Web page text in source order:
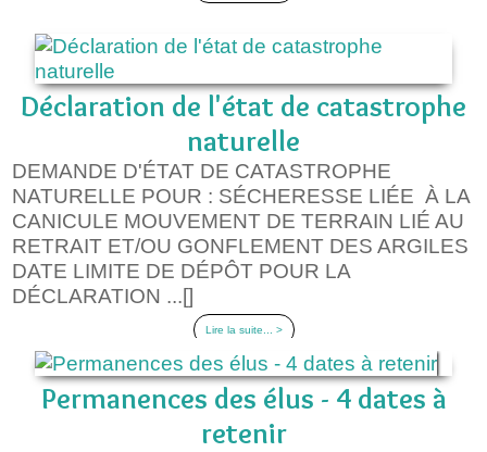
Déclaration de l'état de catastrophe
naturelle
DEMANDE D'ÉTAT DE CATASTROPHE
NATURELLE POUR : SÉCHERESSE LIÉE À LA
CANICULE MOUVEMENT DE TERRAIN LIÉ AU
RETRAIT ET/OU GONFLEMENT DES ARGILES
DATE LIMITE DE DÉPÔT POUR LA
DÉCLARATION ...[]
Lire la suite... >
Permanences des élus - 4 dates à
retenir